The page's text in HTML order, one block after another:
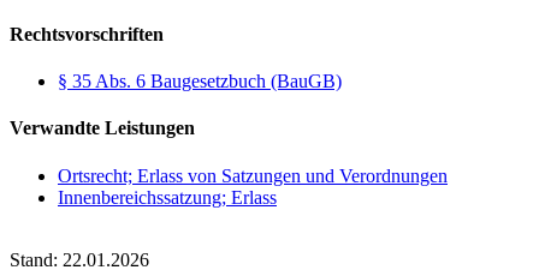
Rechtsvorschriften
§ 35 Abs. 6 Baugesetzbuch (BauGB)
Verwandte Leistungen
Ortsrecht; Erlass von Satzungen und Verordnungen
Innenbereichssatzung; Erlass
Stand: 22.01.2026